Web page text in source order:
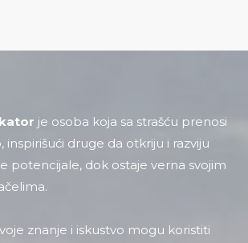
je osoba koja sa strašću prenosi
inspirišući druge da otkriju i razviju
potencijale, dok ostaje verna svojim
znanje i iskustvo mogu koristiti